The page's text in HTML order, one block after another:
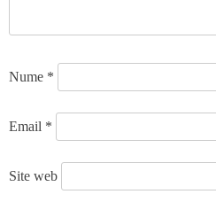
Nume *
Email *
Site web